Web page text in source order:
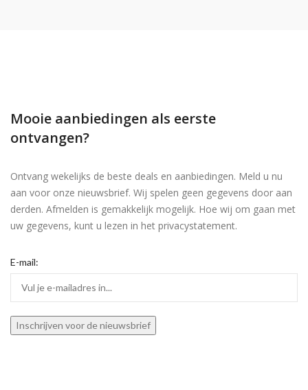
Mooie aanbiedingen als eerste
ontvangen?
Ontvang wekelijks de beste deals en aanbiedingen. Meld u nu
aan voor onze nieuwsbrief. Wij spelen geen gegevens door aan
derden. Afmelden is gemakkelijk mogelijk. Hoe wij om gaan met
uw gegevens, kunt u lezen in het privacystatement.
E-mail: